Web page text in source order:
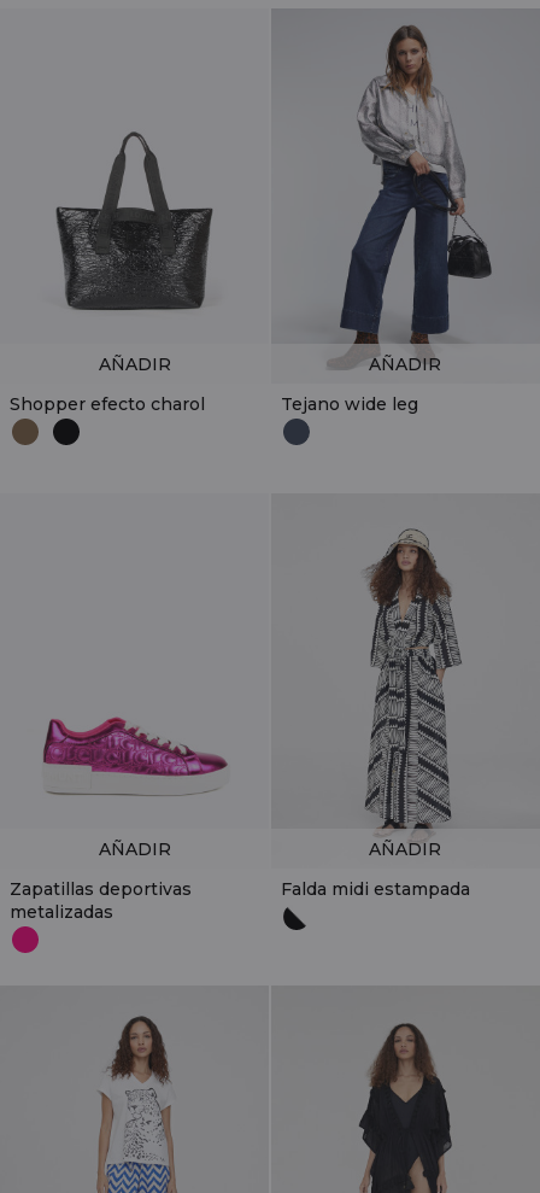
Shopper efecto charol
AÑADIR
Tejano wide leg
AÑADIR
Zapatillas deportivas
metalizadas
AÑADIR
Falda midi estampada
AÑADIR